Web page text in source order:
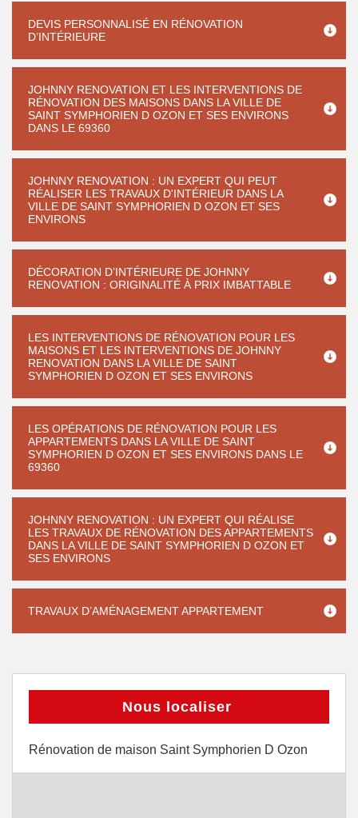
DEVIS PERSONNALISÉ EN RÉNOVATION
D’INTÉRIEURE
JOHNNY RENOVATION ET LES INTERVENTIONS DE
RÉNOVATION DES MAISONS DANS LA VILLE DE
SAINT SYMPHORIEN D OZON ET SES ENVIRONS
DANS LE 69360
JOHNNY RENOVATION : UN EXPERT QUI PEUT
RÉALISER LES TRAVAUX D'INTÉRIEUR DANS LA
VILLE DE SAINT SYMPHORIEN D OZON ET SES
ENVIRONS
DÉCORATION D’INTÉRIEURE DE JOHNNY
RENOVATION : ORIGINALITÉ À PRIX IMBATTABLE
LES INTERVENTIONS DE RÉNOVATION POUR LES
MAISONS ET LES INTERVENTIONS DE JOHNNY
RENOVATION DANS LA VILLE DE SAINT
SYMPHORIEN D OZON ET SES ENVIRONS
LES OPÉRATIONS DE RÉNOVATION POUR LES
APPARTEMENTS DANS LA VILLE DE SAINT
SYMPHORIEN D OZON ET SES ENVIRONS DANS LE
69360
JOHNNY RENOVATION : UN EXPERT QUI RÉALISE
LES TRAVAUX DE RÉNOVATION DES APPARTEMENTS
DANS LA VILLE DE SAINT SYMPHORIEN D OZON ET
SES ENVIRONS
TRAVAUX D’AMÉNAGEMENT APPARTEMENT
Nous localiser
Rénovation de maison Saint Symphorien D Ozon